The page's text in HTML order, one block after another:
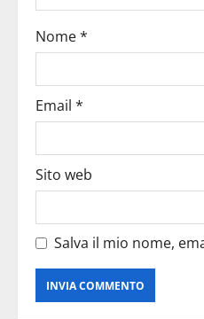
Nome*
Email *
Sito web
Salva il mio nome,